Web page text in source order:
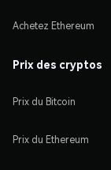
Achetez Ethereum
Prix des cryptos
Prix du Bitcoin
Prix du Ethereum